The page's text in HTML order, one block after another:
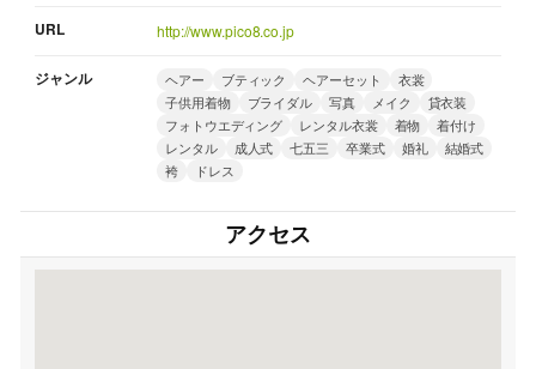
URL http://www.pico8.co.jp
ジャンル ヘアー ブティック ヘアーセット
衣裳
子供用着物
ブライダル 写真 メイク
貸衣装
フォトウエディング
レンタル衣裳 着物
着付け
レンタル
成人式 七五三 卒業式 婚礼
結婚式
袴
ドレス
アクセス